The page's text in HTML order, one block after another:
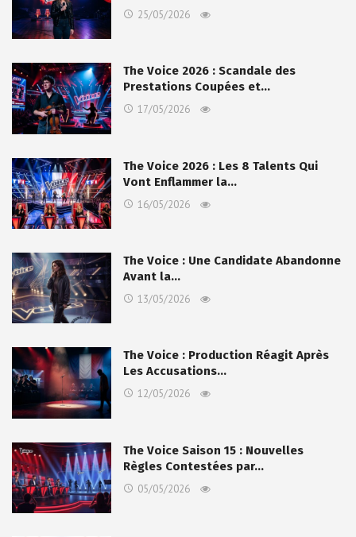
25/05/2026
The Voice 2026 : Scandale des
Prestations Coupées et…
17/05/2026
The Voice 2026 : Les 8 Talents Qui
Vont Enflammer la…
16/05/2026
The Voice : Une Candidate Abandonne
Avant la…
13/05/2026
The Voice : Production Réagit Après
Les Accusations…
12/05/2026
The Voice Saison 15 : Nouvelles
Règles Contestées par…
05/05/2026